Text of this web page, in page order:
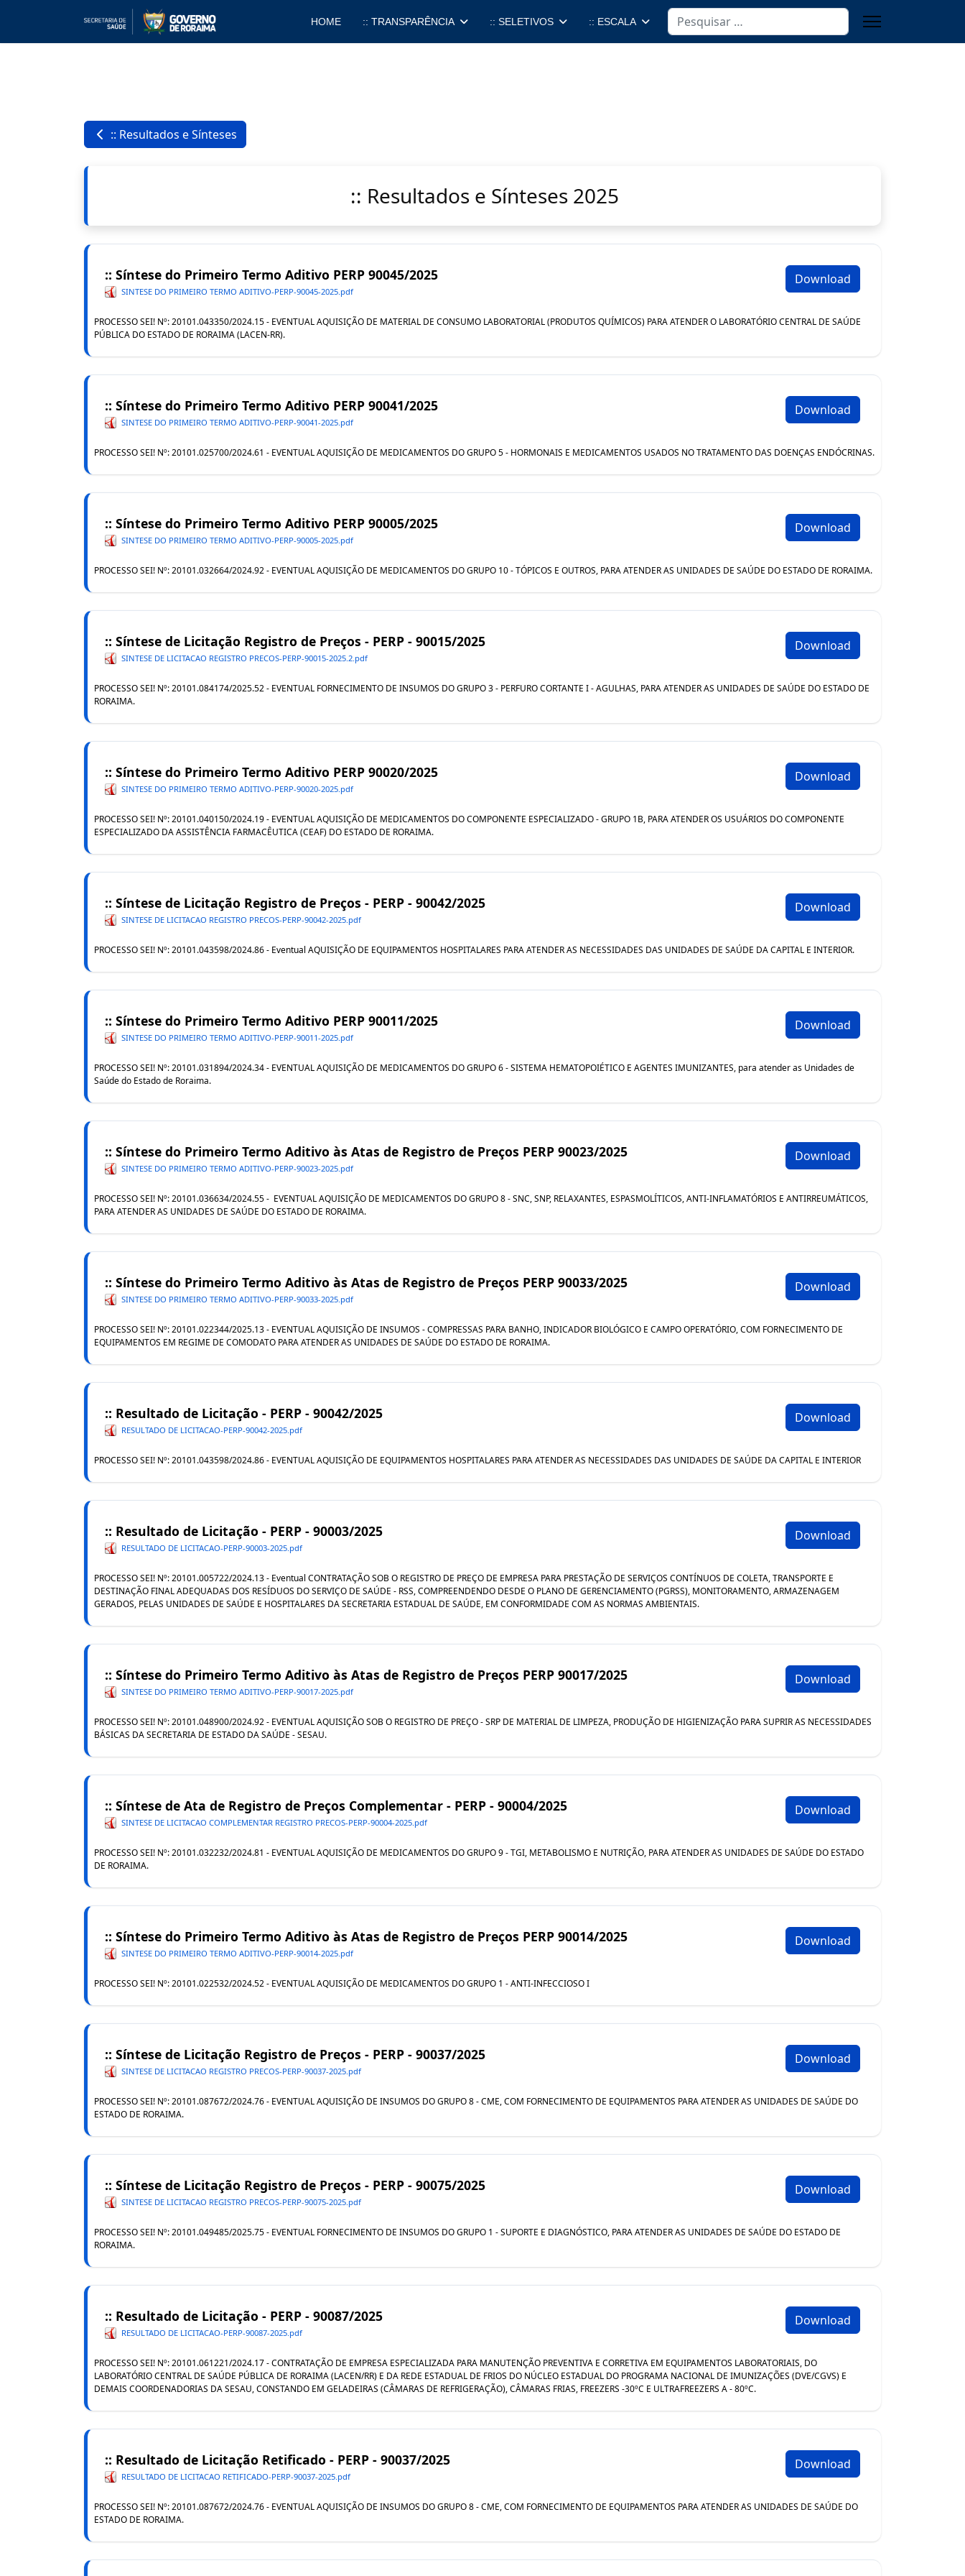
HOME :: TRANSPARÊNCIA :: SELETIVOS :: ESCALA Pesquisa
:: Resultados e Sínteses
:: Resultados e Sínteses 2025
:: Síntese do Primeiro Termo Aditivo PERP 90045/2025
SINTESE DO PRIMEIRO TERMO ADITIVO-PERP-90045-2025.pdf
Download
PROCESSO SEI! Nº: 20101.043350/2024.15 - EVENTUAL AQUISIÇÃO DE MATERIAL DE CONSUMO LABORATORIAL (PRODUTOS QUÍMICOS) PARA ATENDER O LABORATÓRIO CENTRAL DE SAÚDE
PÚBLICA DO ESTADO DE RORAIMA (LACEN-RR).
:: Síntese do Primeiro Termo Aditivo PERP 90041/2025
SINTESE DO PRIMEIRO TERMO ADITIVO-PERP-90041-2025.pdf
Download
PROCESSO SEI! Nº: 20101.025700/2024.61 - EVENTUAL AQUISIÇÃO DE MEDICAMENTOS DO GRUPO 5 - HORMONAIS E MEDICAMENTOS USADOS NO TRATAMENTO DAS DOENÇAS ENDÓCRINAS.
:: Síntese do Primeiro Termo Aditivo PERP 90005/2025
SINTESE DO PRIMEIRO TERMO ADITIVO-PERP-90005-2025.pdf
Download
PROCESSO SEI! Nº: 20101.032664/2024.92 - EVENTUAL AQUISIÇÃO DE MEDICAMENTOS DO GRUPO 10 - TÓPICOS E OUTROS, PARA ATENDER AS UNIDADES DE SAÚDE DO ESTADO DE RORAIMA.
:: Síntese de Licitação Registro de Preços - PERP - 90015/2025
SINTESE DE LICITACAO REGISTRO PRECOS-PERP-90015-2025.2.pdf
Download
PROCESSO SEI! Nº: 20101.084174/2025.52 - EVENTUAL FORNECIMENTO DE INSUMOS DO GRUPO 3 - PERFURO CORTANTE I - AGULHAS, PARA ATENDER AS UNIDADES DE SAÚDE DO ESTADO DE
RORAIMA.
:: Síntese do Primeiro Termo Aditivo PERP 90020/2025
SINTESE DO PRIMEIRO TERMO ADITIVO-PERP-90020-2025.pdf
Download
PROCESSO SEI! Nº: 20101.040150/2024.19 - EVENTUAL AQUISIÇÃO DE MEDICAMENTOS DO COMPONENTE ESPECIALIZADO - GRUPO 1B, PARA ATENDER OS USUÁRIOS DO COMPONENTE
ESPECIALIZADO DA ASSISTÊNCIA FARMACÊUTICA (CEAF) DO ESTADO DE RORAIMA.
:: Síntese de Licitação Registro de Preços - PERP - 90042/2025
SINTESE DE LICITACAO REGISTRO PRECOS-PERP-90042-2025.pdf
Download
PROCESSO SEI! Nº: 20101.043598/2024.86 - Eventual AQUISIÇÃO DE EQUIPAMENTOS HOSPITALARES PARA ATENDER AS NECESSIDADES DAS UNIDADES DE SAÚDE DA CAPITAL E INTERIOR.
:: Síntese do Primeiro Termo Aditivo PERP 90011/2025
SINTESE DO PRIMEIRO TERMO ADITIVO-PERP-90011-2025.pdf
Download
PROCESSO SEI! Nº: 20101.031894/2024.34 - EVENTUAL AQUISIÇÃO DE MEDICAMENTOS DO GRUPO 6 - SISTEMA HEMATOPOIÉTICO E AGENTES IMUNIZANTES, para atender as Unidades de
Saúde do Estado de Roraima.
:: Síntese do Primeiro Termo Aditivo às Atas de Registro de Preços PERP 90023/2025
SINTESE DO PRIMEIRO TERMO ADITIVO-PERP-90023-2025.pdf
Download
PROCESSO SEI! Nº: 20101.036634/2024.55 - EVENTUAL AQUISIÇÃO DE MEDICAMENTOS DO GRUPO 8 - SNC, SNP, RELAXANTES, ESPASMOLÍTICOS, ANTI-INFLAMATÓRIOS E ANTIRREUMÁTICOS,
PARA ATENDER AS UNIDADES DE SAÚDE DO ESTADO DE RORAIMA.
:: Síntese do Primeiro Termo Aditivo às Atas de Registro de Preços PERP 90033/2025
SINTESE DO PRIMEIRO TERMO ADITIVO-PERP-90033-2025.pdf
Download
PROCESSO SEI! Nº: 20101.022344/2025.13 - EVENTUAL AQUISIÇÃO DE INSUMOS - COMPRESSAS PARA BANHO, INDICADOR BIOLÓGICO E CAMPO OPERATÓRIO​, COM FORNECIMENTO DE
EQUIPAMENTOS EM REGIME DE COMODATO PARA ATENDER AS UNIDADES DE SAÚDE DO ESTADO DE RORAIMA.
:: Resultado de Licitação - PERP - 90042/2025
RESULTADO DE LICITACAO-PERP-90042-2025.pdf
Download
PROCESSO SEI! Nº: 20101.043598/2024.86 - EVENTUAL AQUISIÇÃO DE EQUIPAMENTOS HOSPITALARES PARA ATENDER AS NECESSIDADES DAS UNIDADES DE SAÚDE DA CAPITAL E INTERIOR
:: Resultado de Licitação - PERP - 90003/2025
RESULTADO DE LICITACAO-PERP-90003-2025.pdf
Download
PROCESSO SEI! Nº: 20101.005722/2024.13 - Eventual CONTRATAÇÃO SOB O REGISTRO DE PREÇO DE EMPRESA PARA PRESTAÇÃO DE SERVIÇOS CONTÍNUOS DE COLETA, TRANSPORTE E
DESTINAÇÃO FINAL ADEQUADAS DOS RESÍDUOS DO SERVIÇO DE SAÚDE - RSS, COMPREENDENDO DESDE O PLANO DE GERENCIAMENTO (PGRSS), MONITORAMENTO, ARMAZENAGEM
GERADOS, PELAS UNIDADES DE SAÚDE E HOSPITALARES DA SECRETARIA ESTADUAL DE SAÚDE, EM CONFORMIDADE COM AS NORMAS AMBIENTAIS.
:: Síntese do Primeiro Termo Aditivo às Atas de Registro de Preços PERP 90017/2025
SINTESE DO PRIMEIRO TERMO ADITIVO-PERP-90017-2025.pdf
Download
PROCESSO SEI! Nº: 20101.048900/2024.92 - EVENTUAL AQUISIÇÃO SOB O REGISTRO DE PREÇO - SRP DE MATERIAL DE LIMPEZA, PRODUÇÃO DE HIGIENIZAÇÃO PARA SUPRIR AS NECESSIDADES
BÁSICAS DA SECRETARIA DE ESTADO DA SAÚDE - SESAU.
:: Síntese de Ata de Registro de Preços Complementar - PERP - 90004/2025
SINTESE DE LICITACAO COMPLEMENTAR REGISTRO PRECOS-PERP-90004-2025.pdf
Download
PROCESSO SEI! Nº: 20101.032232/2024.81 - EVENTUAL AQUISIÇÃO DE MEDICAMENTOS DO GRUPO 9 - TGI, METABOLISMO E NUTRIÇÃO, PARA ATENDER AS UNIDADES DE SAÚDE DO ESTADO
DE RORAIMA.
:: Síntese do Primeiro Termo Aditivo às Atas de Registro de Preços PERP 90014/2025
SINTESE DO PRIMEIRO TERMO ADITIVO-PERP-90014-2025.pdf
Download
PROCESSO SEI! Nº: 20101.022532/2024.52 - EVENTUAL AQUISIÇÃO DE MEDICAMENTOS DO GRUPO 1 - ANTI-INFECCIOSO I
:: Síntese de Licitação Registro de Preços - PERP - 90037/2025
SINTESE DE LICITACAO REGISTRO PRECOS-PERP-90037-2025.pdf
Download
PROCESSO SEI! Nº: 20101.087672/2024.76 - EVENTUAL AQUISIÇÃO DE INSUMOS DO GRUPO 8 - CME, COM FORNECIMENTO DE EQUIPAMENTOS PARA ATENDER AS UNIDADES DE SAÚDE DO
ESTADO DE RORAIMA.
:: Síntese de Licitação Registro de Preços - PERP - 90075/2025
SINTESE DE LICITACAO REGISTRO PRECOS-PERP-90075-2025.pdf
Download
PROCESSO SEI! Nº: 20101.049485/2025.75 - EVENTUAL FORNECIMENTO DE INSUMOS DO GRUPO 1 - SUPORTE E DIAGNÓSTICO, PARA ATENDER AS UNIDADES DE SAÚDE DO ESTADO DE
RORAIMA.
:: Resultado de Licitação - PERP - 90087/2025
RESULTADO DE LICITACAO-PERP-90087-2025.pdf
Download
PROCESSO SEI! Nº: 20101.061221/2024.17 - CONTRATAÇÃO DE EMPRESA ESPECIALIZADA PARA MANUTENÇÃO PREVENTIVA E CORRETIVA EM EQUIPAMENTOS LABORATORIAIS, DO
LABORATÓRIO CENTRAL DE SAÚDE PÚBLICA DE RORAIMA (LACEN/RR) E DA REDE ESTADUAL DE FRIOS DO NÚCLEO ESTADUAL DO PROGRAMA NACIONAL DE IMUNIZAÇÕES (DVE/CGVS) E
DEMAIS COORDENADORIAS DA SESAU, CONSTANDO EM GELADEIRAS (CÂMARAS DE REFRIGERAÇÃO), CÂMARAS FRIAS, FREEZERS -30ºC E ULTRAFREEZERS A - 80ºC.
:: Resultado de Licitação Retificado - PERP - 90037/2025
RESULTADO DE LICITACAO RETIFICADO-PERP-90037-2025.pdf
Download
PROCESSO SEI! Nº: 20101.087672/2024.76 - EVENTUAL AQUISIÇÃO DE INSUMOS DO GRUPO 8 - CME, COM FORNECIMENTO DE EQUIPAMENTOS PARA ATENDER AS UNIDADES DE SAÚDE DO
ESTADO DE RORAIMA.